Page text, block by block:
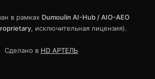
в рамках Dumoulin AI-Hub / AIO-AEO
, исключительная лицензия).
Сделано в HD АРТЕЛЬ